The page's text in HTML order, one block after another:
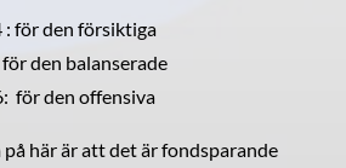
: för den försiktiga
för den balanserade
för den offensiva
på här är att det är fondsparande